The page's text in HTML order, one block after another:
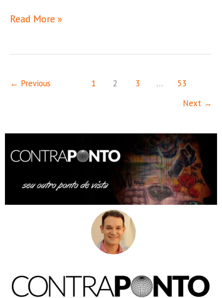
anúncio
Read More »
← Previous 1 2 3 …
53
Next →